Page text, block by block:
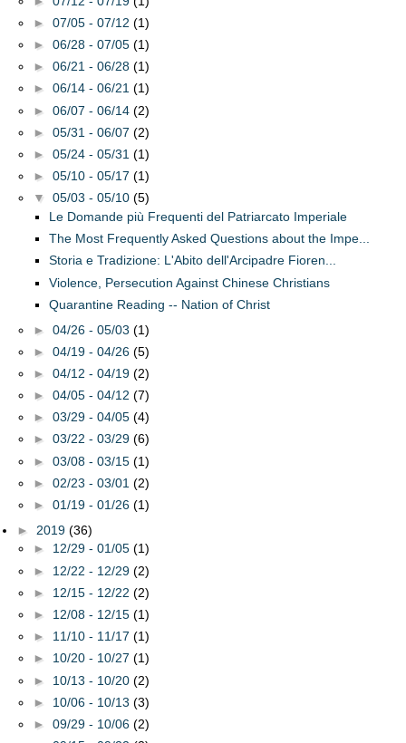
► 07/05 - 07/12 (1)
► 06/28 - 07/05 (1)
► 06/21 - 06/28 (1)
► 06/14 - 06/21 (1)
► 06/07 - 06/14 (2)
► 05/31 - 06/07 (2)
► 05/24 - 05/31 (1)
► 05/10 - 05/17 (1)
▼ 05/03 - 05/10 (5)
Le Domande più Frequenti del Patriarcato Imperiale
The Most Frequently Asked Questions about the Impe...
Storia e Tradizione: L'Abito dell'Arcipadre Fioren...
Violence, Persecution Against Chinese Christians
Quarantine Reading -- Nation of Christ
► 04/26 - 05/03 (1)
► 04/19 - 04/26 (5)
► 04/12 - 04/19 (2)
► 04/05 - 04/12 (7)
► 03/29 - 04/05 (4)
► 03/22 - 03/29 (6)
► 03/08 - 03/15 (1)
► 02/23 - 03/01 (2)
► 01/19 - 01/26 (1)
► 2019 (36)
► 12/29 - 01/05 (1)
► 12/22 - 12/29 (2)
► 12/15 - 12/22 (2)
► 12/08 - 12/15 (1)
► 11/10 - 11/17 (1)
► 10/20 - 10/27 (1)
► 10/13 - 10/20 (2)
► 10/06 - 10/13 (3)
► 09/29 - 10/06 (2)